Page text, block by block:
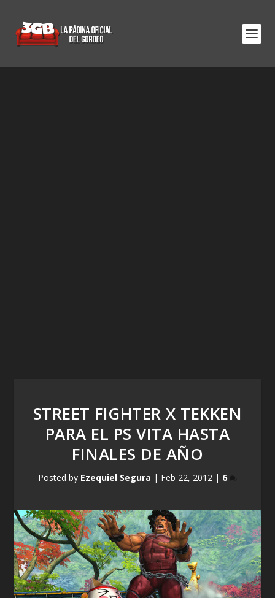
STREET FIGHTER X TEKKEN
PARA EL PS VITA HASTA
FINALES DE AÑO
Posted by Ezequiel Segura | Feb 22, 2012 | 6